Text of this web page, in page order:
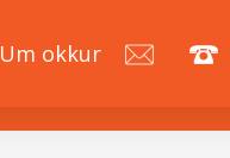
Um okkur